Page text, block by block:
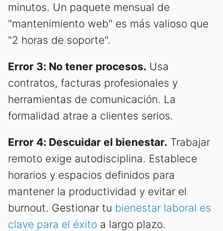
minutos. Un paquete mensual de
"mantenimiento web" es más valioso que
"2 horas de soporte".
Error 3: No tener procesos. Usa
contratos, facturas profesionales y
herramientas de comunicación. La
formalidad atrae a clientes serios.
Error 4: Descuidar el bienestar. Trabajar
remoto exige autodisciplina. Establece
horarios y espacios definidos para
mantener la productividad y evitar el
burnout. Gestionar tu bienestar laboral es
clave para el éxito a largo plazo.